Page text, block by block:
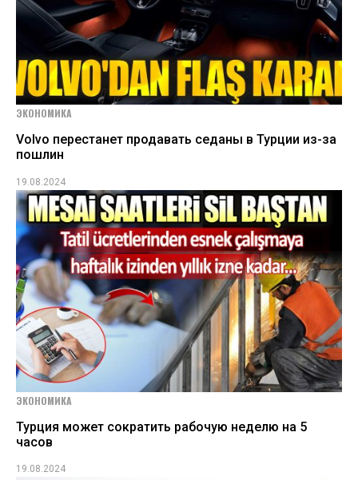
ЭКОНОМИКА
Volvo перестанет продавать седаны в Турции из-за
пошлин
19.08.2024
ЭКОНОМИКА
Турция может сократить рабочую неделю на 5
часов
19.08.2024